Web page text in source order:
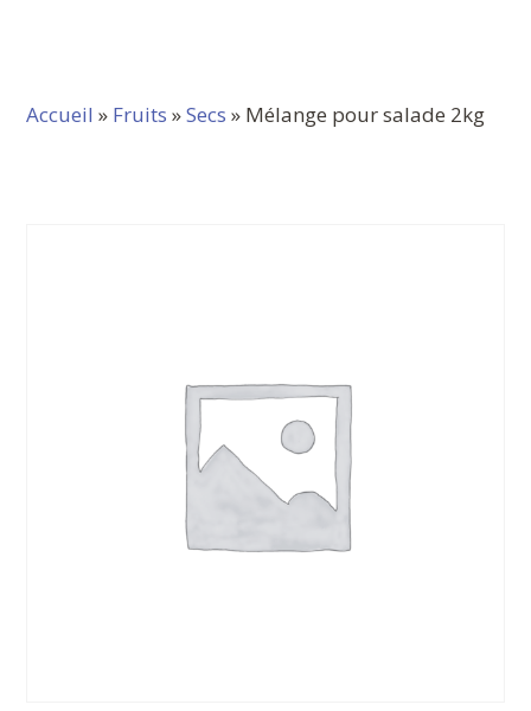
Accueil » Fruits »Secs » Mélange pour salade 2kg